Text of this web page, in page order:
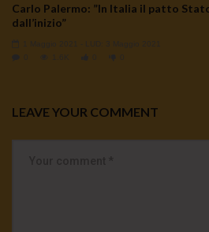
Carlo Palermo: ”In Italia il patto
dall’inizio”
LEAVE YOUR COMMENT